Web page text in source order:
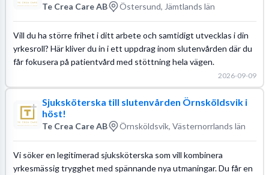
Te Crea Care AB Östersund, Jämtlands län
Vill du ha större frihet i ditt arbete och samtidigt utvecklas i din
yrkesroll? Här kliver du in i ett uppdrag inom slutenvården där du
får fokusera på patientvård med stöttning hela vägen.
2026-09-09
Sjuksköterska till slutenvården Örnsköldsvik i
höst!
Te Crea Care AB Örnsköldsvik, Västernorrlands län
Vi söker en legitimerad sjuksköterska som vill kombinera
yrkesmässig trygghet med spännande nya utmaningar. Du får en